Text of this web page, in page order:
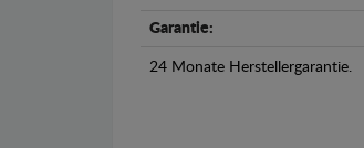
Garantie:
24 Monate Herstellergarantie.